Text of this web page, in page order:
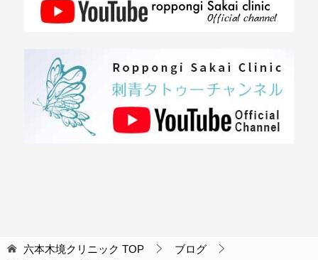
六本木境クリニック TOP
ブログ